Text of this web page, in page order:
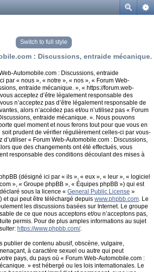
Switch to full style
: Discussions, entraide mécanique.
Automobile.com : Discussions, entraide
par « nous », « notre », « nos », « Forum Web-
entraide mécanique. », « https://forum.web-
acceptez d’être légalement responsable des
n’acceptez pas d’être légalement responsable de
alors n’accédez pas et/ou n’utilisez pas « Forum
entraide mécanique. ». Nous pouvons
quel moment et nous ferons tout pour que vous en
soit prudent de vérifier régulièrement celles-ci par vous-
d’utiliser « Forum Web-Automobile.com : Discussions,
que des changements ont été effectués, vous
responsable des conditions découlant des mises à
(désigné ici par « ils », « eux », « leur », « logiciel
», « Groupe phpBB », « Équipes phpBB ») qui est
sous la licence « General Public License »
et qui peut être téléchargé depuis www.phpbb.com. Le
les discussions basées sur Internet. Le groupe
de ce que nous acceptons et/ou n’acceptons pas,
permis. Pour de plus amples informations au sujet
https://www.phpbb.com/.
publier de contenu abusif, obscène, vulgaire,
à caractère sexuel ou autre qui peut
pays, du pays où « Forum Web-Automobile.com :
» est hébergé ou les lois internationales. Le